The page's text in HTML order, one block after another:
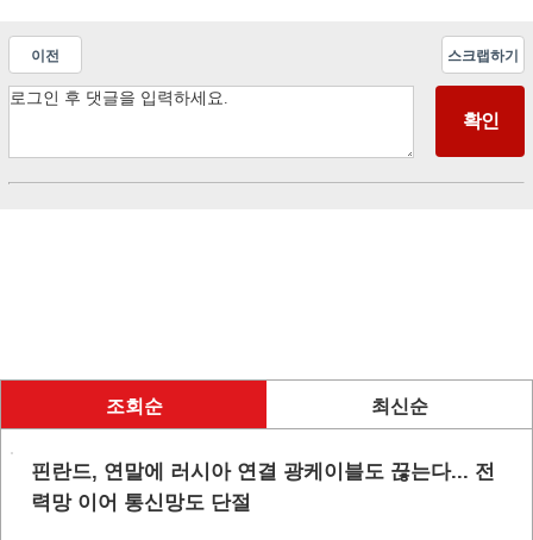
이전 스크랩하기
조회순 최신순
핀란드, 연말에 러시아 연결 광케이블도 끊는다... 전
력망 이어 통신망도 단절